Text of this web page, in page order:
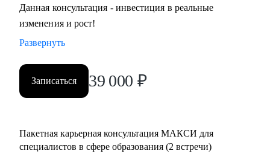
Данная консультация - инвестиция в реальные
изменения и рост!
Развернуть
Записаться 39 000 ₽
Пакетная карьерная консультация МАКСИ для
специалистов в сфере образования (2 встречи)